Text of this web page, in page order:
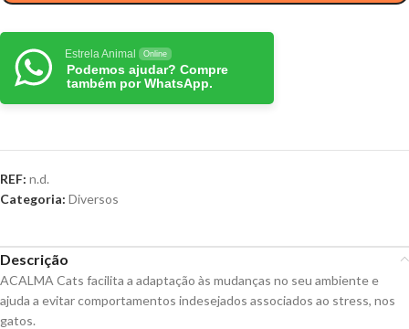
Estrela Animal Online
Podemos ajudar? Compre
também por WhatsApp.
REF: n.d.
Categoria: Diversos
Descrição
ACALMA Cats facilita a adaptação às mudanças no seu ambiente e
ajuda a evitar comportamentos indesejados associados ao stress, nos
gatos.